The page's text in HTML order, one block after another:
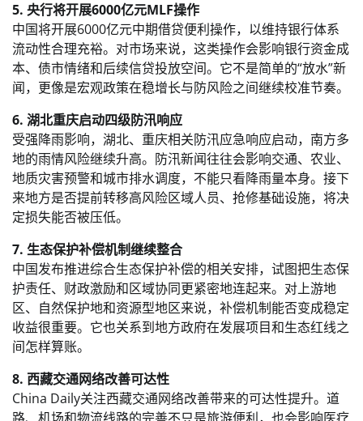
5. 央行将开展6000亿元MLF操作
中国将开展6000亿元中期借贷便利操作，以维持银行体系
流动性合理充裕。对市场来说，这类操作会影响银行资金成
本、债市情绪和后续信贷投放空间。它不是简单的“放水”新
闻，更像是宏观政策在稳增长与防风险之间继续校准节奏。
6. 湖北重庆启动四级防汛响应
受强降雨影响，湖北、重庆相关防汛应急响应启动，南方多
地的雨情风险继续升高。防汛新闻往往会影响交通、农业、
地质灾害预警和城市排水调度，不能只看降雨量本身。接下
来地方是否提前转移高风险区域人员、抢修基础设施，将决
定损失能否被压低。
7. 生态保护补偿机制继续整合
中国发布推进综合生态保护补偿的相关安排，试图把生态保
护责任、财政激励和区域协同更紧密地连起来。对上游地
区、自然保护地和资源型地区来说，补偿机制能否变成稳定
收益很重要。它也关系到地方政府在发展项目和生态红线之
间怎样算账。
8. 西藏交通网络改善可达性
China Daily关注西藏交通网络改善带来的可达性提升。道